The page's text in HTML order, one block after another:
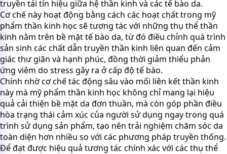
truyền tải tín hiệu giữa hệ thần kinh và các tế bào da.
Cơ chế này hoạt động bằng cách các hoạt chất trong mỹ
phẩm thần kinh học sẽ tương tác với những thụ thể thần
kinh nằm trên bề mặt tế bào da, từ đó điều chỉnh quá trình
sản sinh các chất dẫn truyền thần kinh liên quan đến cảm
giác thư giãn và hạnh phúc, đồng thời giảm thiểu phản
ứng viêm do stress gây ra ở cấp độ tế bào.
Chính nhờ cơ chế tác động sâu vào mối liên kết thần kinh
này mà mỹ phẩm thần kinh học không chỉ mang lại hiệu
quả cải thiện bề mặt da đơn thuần, mà còn góp phần điều
hòa trạng thái cảm xúc của người sử dụng ngay trong quá
trình sử dụng sản phẩm, tạo nên trải nghiệm chăm sóc da
toàn diện hơn nhiều so với các phương pháp truyền thống.
Để đạt được hiệu quả tương tác chính xác với các thụ thể